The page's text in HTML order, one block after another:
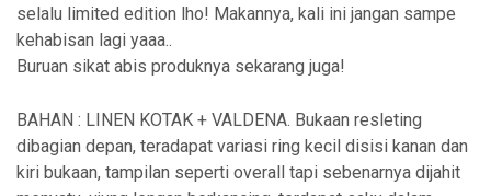
selalu limited edition lho! Makannya, kali ini jangan sampe
kehabisan lagi yaaa..
Buruan sikat abis produknya sekarang juga!
BAHAN : LINEN KOTAK + VALDENA. Bukaan resleting
dibagian depan, teradapat variasi ring kecil disisi kanan dan
kiri bukaan, tampilan seperti overall tapi sebenarnya dijahit